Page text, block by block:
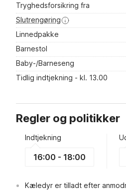
Tryghedsforsikring fra
Slutrengøring
Linnedpakke
Barnestol
Baby-/Barneseng
Tidlig indtjekning - kl. 13.00
Regler og politikker
Indtjekning
16:00 - 18:00
Kæledyr er tilladt efter